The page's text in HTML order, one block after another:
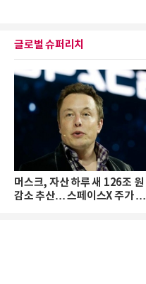
글로벌 슈퍼리치
머스크, 자산 하루 새 126조 원
감소 추산… 스페이스X 주가 하